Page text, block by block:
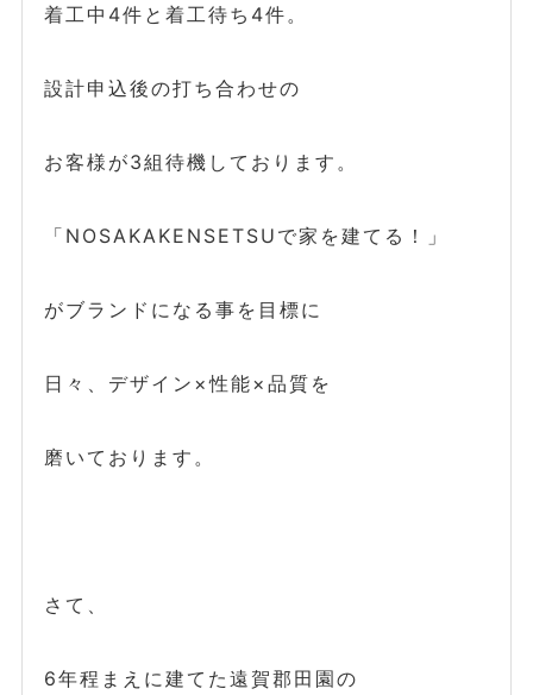
着工中4件と着工待ち4件。
設計申込後の打ち合わせの
お客様が3組待機しております。
「NOSAKAKENSETSUで家を建てる！」
がブランドになる事を目標に
日々、デザイン×性能×品質を
磨いております。
さて、
6年程まえに建てた遠賀郡田園の